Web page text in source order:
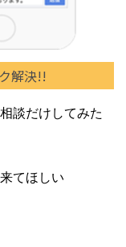
解決!!
談だけしてみた
てほしい